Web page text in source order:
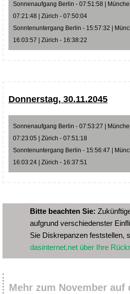
Sonnenaufgang Berlin - 07:51:58 |
07:21:48 | Zürich - 07:50:04
Sonntenuntergang Berlin - 15:57:32 |
16:03:57 | Zürich - 16:38:22
Donnerstag, 30.11.2045
Sonnenaufgang Berlin - 07:53:27 |
07:23:05 | Zürich - 07:51:18
Sonntenuntergang Berlin - 15:56:47 |
16:03:24 | Zürich - 16:37:51
Bitte beachten Sie:
aufgrund verschiedenster
Sie Diskrepanzen feststellen,
dasinternet.net über Ihre
Mehr zum November auf